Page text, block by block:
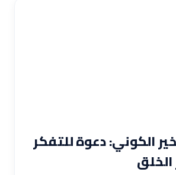
الكوني: دعوة للتفكر